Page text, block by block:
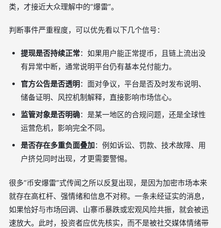
类，才接近大众理解中的“爆雷”。
判断事件严重程度，可以优先看以下几个信号：
提现是否持续正常：如果用户能正常提币，且链上流出没
有异常中断，通常说明平台仍有基本兑付能力。
官方公告是否透明：面对争议，平台是否及时发布说明、
储备证明、风控机制解释，直接影响市场信心。
监管对象是否明确：是某一地区的合规问题，还是全球性
运营危机，影响完全不同。
是否存在多重负面叠加：例如诉讼、罚款、技术故障、用
户挤兑同时出现，才更需要警惕。
很多“币安爆雷”式传闻之所以反复出现，是因为加密市场本来
就存在高杠杆、强情绪和信息不对称。一条未经证实的消息，
如果恰好与市场回调、山寨币暴跌或宏观风险共振，就会被迅
速放大。此时，投资者应优先核实，而不是被社交媒体情绪带